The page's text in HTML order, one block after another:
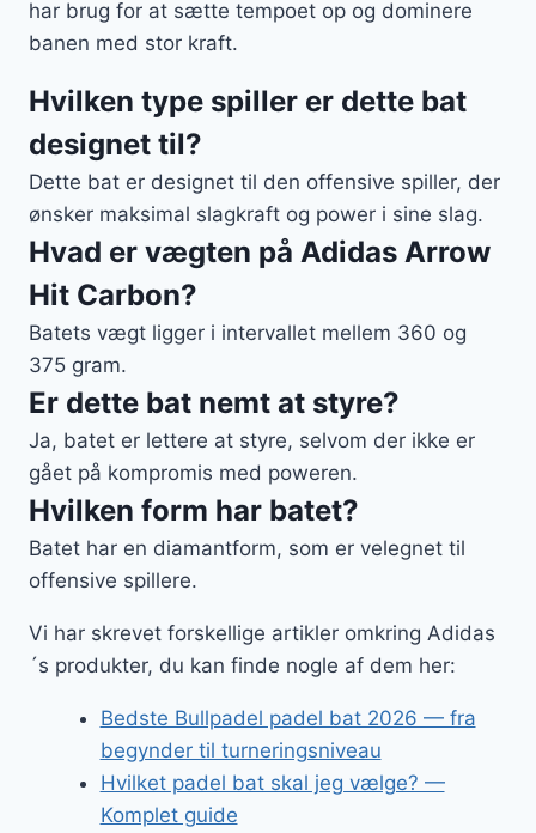
har brug for at sætte tempoet op og dominere
banen med stor kraft.
Hvilken type spiller er dette bat
designet til?
Dette bat er designet til den offensive spiller, der
ønsker maksimal slagkraft og power i sine slag.
Hvad er vægten på Adidas Arrow
Hit Carbon?
Batets vægt ligger i intervallet mellem 360 og
375 gram.
Er dette bat nemt at styre?
Ja, batet er lettere at styre, selvom der ikke er
gået på kompromis med poweren.
Hvilken form har batet?
Batet har en diamantform, som er velegnet til
offensive spillere.
Vi har skrevet forskellige artikler omkring Adidas
´s produkter, du kan finde nogle af dem her:
Bedste Bullpadel padel bat 2026 — fra
begynder til turneringsniveau
Hvilket padel bat skal jeg vælge? —
Komplet guide